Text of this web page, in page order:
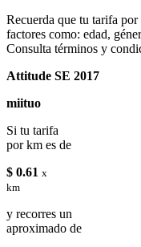
Recuerda que tu tarifa
factores como: edad,
Consulta términos y
Attitude SE 2017
miituo
Si tu tarifa
por km es de
$ 0.61 x
km
y recorres un
aproximado de